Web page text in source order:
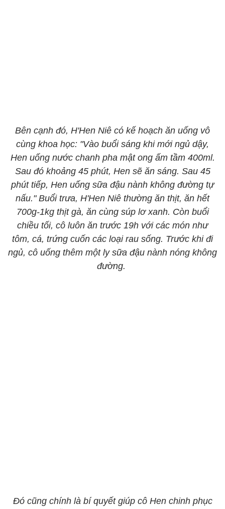
Bên cạnh đó, H'Hen Niê có kế hoạch ăn uống vô
cùng khoa học: "Vào buổi sáng khi mới ngủ dậy,
Hen uống nước chanh pha mật ong ấm tầm 400ml.
Sau đó khoảng 45 phút, Hen sẽ ăn sáng. Sau 45
phút tiếp, Hen uống sữa đậu nành không đường tự
nấu." Buổi trưa, H'Hen Niê thường ăn thịt, ăn hết
700g-1kg thịt gà, ăn cùng súp lơ xanh. Còn buổi
chiều tối, cô luôn ăn trước 19h với các món như
tôm, cá, trứng cuốn các loại rau sống. Trước khi đi
ngủ, cô uống thêm một ly sữa đậu nành nóng không
đường.
Đó cũng chính là bí quyết giúp cô Hen chinh phục